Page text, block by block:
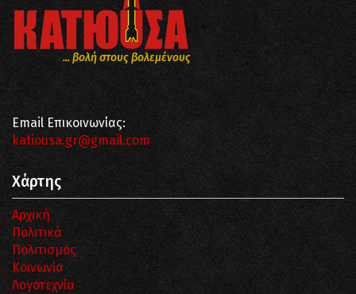
... βολή στους βολεμένους
Email Επικοινωνίας:
katiousa.gr@gmail.com
Χάρτης
Αρχική
Πολιτικά
Πολιτισμός
Κοινωνία
Λογοτεχνία